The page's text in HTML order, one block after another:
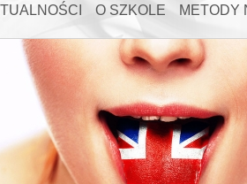
O SZKOLE METODY